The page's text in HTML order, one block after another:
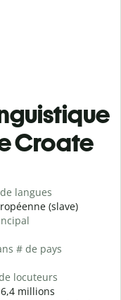
Croate
langues
(slave)
# de pays
locuteurs
millions